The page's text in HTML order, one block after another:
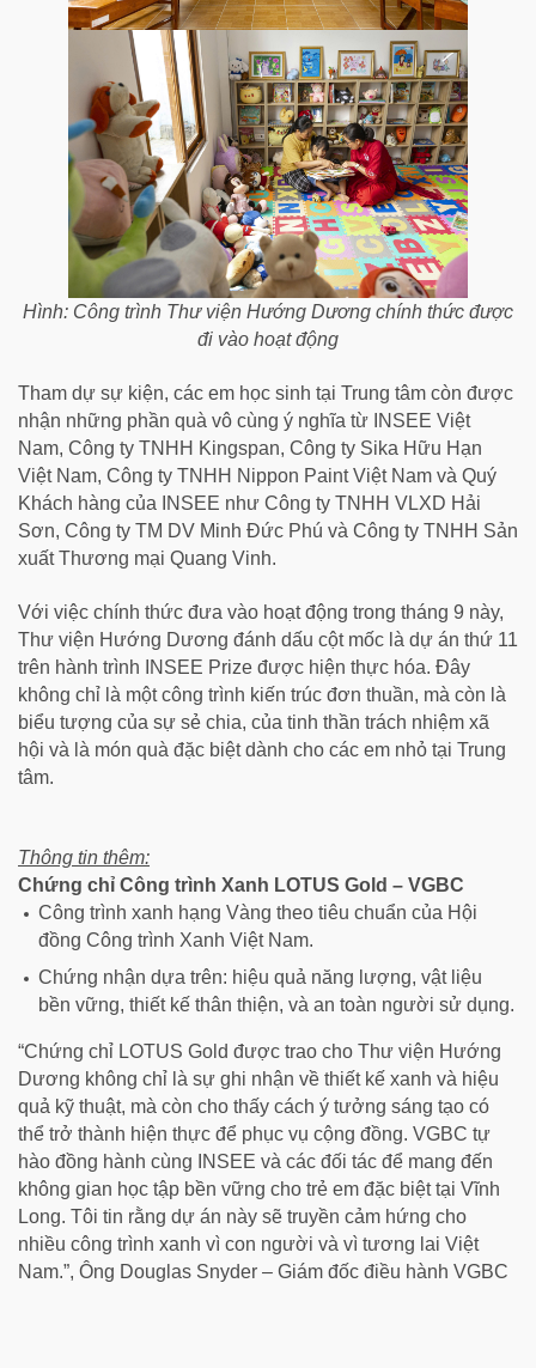
Hình: Công trình Thư viện Hướng Dương chính thức được
đi vào hoạt động
Tham dự sự kiện, các em học sinh tại Trung tâm còn được
nhận những phần quà vô cùng ý nghĩa từ INSEE Việt
Nam, Công ty TNHH Kingspan, Công ty Sika Hữu Hạn
Việt Nam, Công ty TNHH Nippon Paint Việt Nam và Quý
Khách hàng của INSEE như Công ty TNHH VLXD Hải
Sơn, Công ty TM DV Minh Đức Phú và Công ty TNHH Sản
xuất Thương mại Quang Vinh.
Với việc chính thức đưa vào hoạt động trong tháng 9 này,
Thư viện Hướng Dương đánh dấu cột mốc là dự án thứ 11
trên hành trình INSEE Prize được hiện thực hóa. Đây
không chỉ là một công trình kiến trúc đơn thuần, mà còn là
biểu tượng của sự sẻ chia, của tinh thần trách nhiệm xã
hội và là món quà đặc biệt dành cho các em nhỏ tại Trung
tâm.
Thông tin thêm:
Chứng chỉ Công trình Xanh LOTUS Gold – VGBC
Công trình xanh hạng Vàng theo tiêu chuẩn của Hội
đồng Công trình Xanh Việt Nam.
Chứng nhận dựa trên: hiệu quả năng lượng, vật liệu
bền vững, thiết kế thân thiện, và an toàn người sử dụng.
“Chứng chỉ LOTUS Gold được trao cho Thư viện Hướng
Dương không chỉ là sự ghi nhận về thiết kế xanh và hiệu
quả kỹ thuật, mà còn cho thấy cách ý tưởng sáng tạo có
thể trở thành hiện thực để phục vụ cộng đồng. VGBC tự
hào đồng hành cùng INSEE và các đối tác để mang đến
không gian học tập bền vững cho trẻ em đặc biệt tại Vĩnh
Long. Tôi tin rằng dự án này sẽ truyền cảm hứng cho
nhiều công trình xanh vì con người và vì tương lai Việt
Nam.”, Ông Douglas Snyder – Giám đốc điều hành VGBC